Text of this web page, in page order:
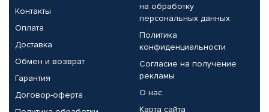
Контакты
Оплата
Доставка
Обмен и возврат
Гарантия
Договор-оферта
на обработку
персональных данных
Политика
конфиденциальности
Согласие на получение
рекламы
О нас
Карта сайта